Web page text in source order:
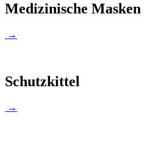
Medizinische Masken
→
Schutzkittel
→